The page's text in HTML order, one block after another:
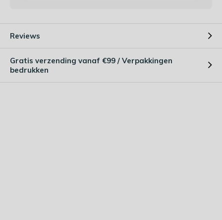
Reviews
Gratis verzending vanaf €99 / Verpakkingen
bedrukken